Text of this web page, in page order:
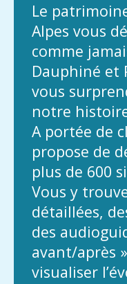
Le
Alpes vous
comme
Dauphiné et
vous
notre
A portée de
propose de
plus de 600
Vous y
détaillées,
des
avant/après
visualiser